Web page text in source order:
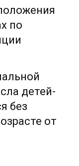
по
детей-
без
от